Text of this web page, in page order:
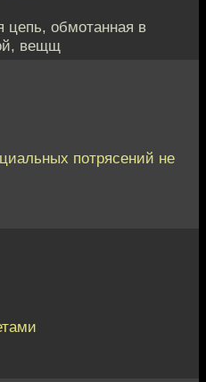
цепь, обмотанная в
вещщ
потрясений не